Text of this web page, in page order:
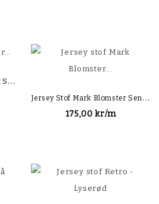
J
Ersey Stof - Blomster Buket Sort
J
Ersey Stof Mark Blomster Sennep
175,00 kr/m